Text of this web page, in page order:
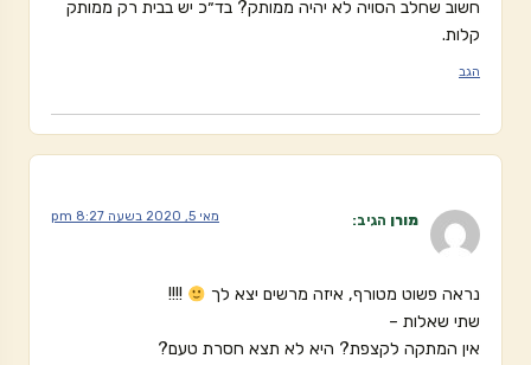
חשוב שחלב הסויה לא יהיה ממותק? בד״כ יש בבית רק ממותק
קלות.
הגב
מורן הגיב: מאי 5, 2020 בשעה 8:27 pm
נראה פשוט מטורף, איזה מרשים יצא לך
!!!!
שתי שאלות –
אין המתקה לקצפת? היא לא תצא חסרת טעם?